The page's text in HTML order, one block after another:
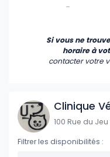
-
Si vous ne
horaire à
contacter votre
Clinique
100 Rue du
Filtrer les disponibilités :